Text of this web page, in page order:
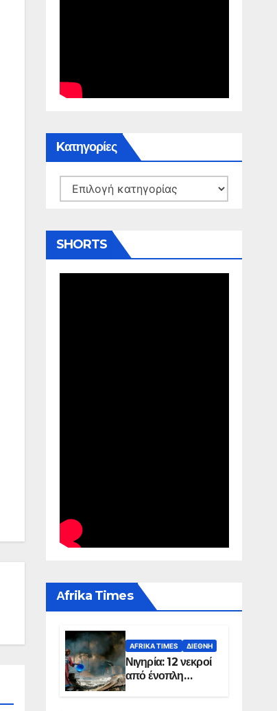
Kατηγορίες
Kατηγορίες
SHORTS
Αfrika Times
AFRIKA TIMES ΔΙΕΘΝΉ
Νιγηρία: 12 νεκροί
από ένοπλη
επίθεση σε χωριό